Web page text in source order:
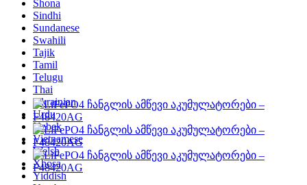
Shona
Sindhi
Sundanese
Swahili
Tajik
Tamil
Telugu
Thai
Ukrainian
Urdu
Uzbek
Vietnamese
Welsh
Xhosa
Yiddish